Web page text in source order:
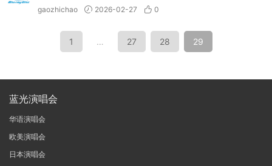
gaozhichao 2026-02-27 0
1 … 27 28 29
蓝光演唱会
华语演唱会
欧美演唱会
日本演唱会